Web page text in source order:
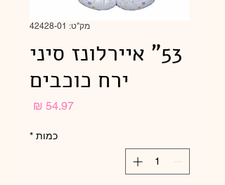
מק"ט: 42428-01
53" איירלונז סיני
ירח כוכבים
כמות *